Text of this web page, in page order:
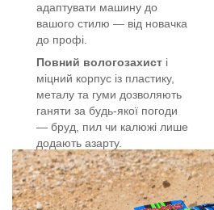
адаптувати машину до
вашого стилю — від новачка
до профі.
Повний вологозахист і
міцний корпус із пластику,
металу та гуми дозволяють
ганяти за будь-якої погоди
— бруд, пил чи калюжі лише
додають азарту.